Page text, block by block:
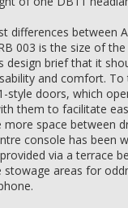
differences between
003 is the size of
design brief that it
and comfort. To
style doors, which
them to facilitate
more space between
console has been
via a terrace
stowage areas for